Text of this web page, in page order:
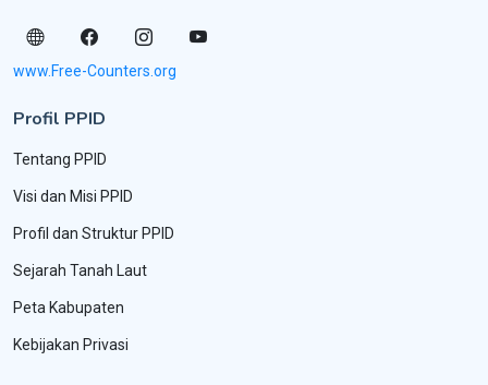
www.Free-Counters.org
Profil PPID
Tentang PPID
Visi dan Misi PPID
Profil dan Struktur PPID
Sejarah Tanah Laut
Peta Kabupaten
Kebijakan Privasi